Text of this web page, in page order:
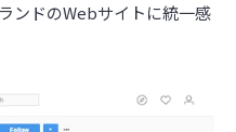
ンドのWebサイトに統一感